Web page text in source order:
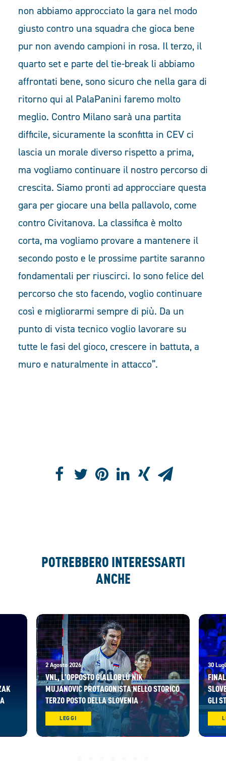
non abbiamo approcciato la gara nel modo
giusto contro una squadra che gioca bene
pur non avendo campioni in rosa. Il terzo, il
quarto set e parte del tie-break li abbiamo
affrontati bene, sono sicuro che nella gara di
ritorno qui al PalaPanini faremo molto
meglio. Contro Milano sarà una partita
difficile, sicuramente la sconfitta in CEV ci
lascia un morale diverso rispetto a prima,
ma vogliamo continuare il nostro percorso di
crescita. Siamo pronti ad approcciare questa
gara per giocare una bella pallavolo, come
contro Civitanova. La classifica è molto
corta, ma vogliamo provare a mantenere il
secondo posto e le prossime partite saranno
fondamentali per riuscirci. Io sono felice del
percorso che sto facendo, voglio continuare
così e migliorarmi sempre di più. Da un
punto di vista tecnico voglio lavorare su
tutte le fasi del gioco, crescere in battuta, a
muro e naturalmente in attacco”.
POTREBBERO INTERESSARTI
ANCHE
2 Agosto 2026
VNL, L’OPPOSTO GIALLOBLÙ NIK
MUJANOVIC PROTAGONISTA NELLO STORICO
TERZO POSTO DELLA SLOVENIA
LEGGI
30
GLI